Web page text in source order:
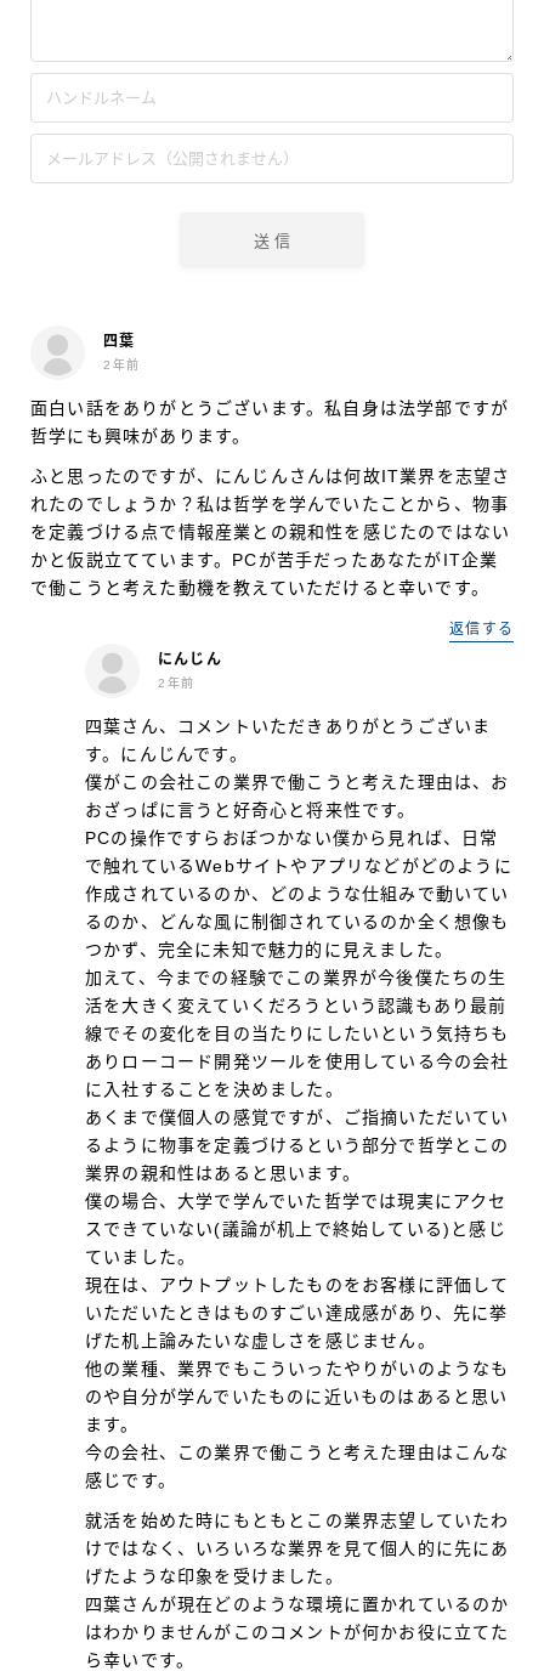
四葉
2年前
面白い話をありがとうございます。私自身は法学部ですが
哲学にも興味があります。
ふと思ったのですが、にんじんさんは何故IT業界を志望さ
れたのでしょうか？私は哲学を学んでいたことから、物事
を定義づける点で情報産業との親和性を感じたのではない
かと仮説立てています。PCが苦手だったあなたがIT企業
で働こうと考えた動機を教えていただけると幸いです。
返信する
にんじん
2年前
四葉さん、コメントいただきありがとうございま
す。にんじんです。
僕がこの会社この業界で働こうと考えた理由は、お
おざっぱに言うと好奇心と将来性です。
PCの操作ですらおぼつかない僕から見れば、日常
で触れているWebサイトやアプリなどがどのように
作成されているのか、どのような仕組みで動いてい
るのか、どんな風に制御されているのか全く想像も
つかず、完全に未知で魅力的に見えました。
加えて、今までの経験でこの業界が今後僕たちの生
活を大きく変えていくだろうという認識もあり最前
線でその変化を目の当たりにしたいという気持ちも
ありローコード開発ツールを使用している今の会社
に入社することを決めました。
あくまで僕個人の感覚ですが、ご指摘いただいてい
るように物事を定義づけるという部分で哲学とこの
業界の親和性はあると思います。
僕の場合、大学で学んでいた哲学では現実にアクセ
スできていない(議論が机上で終始している)と感じ
ていました。
現在は、アウトプットしたものをお客様に評価して
いただいたときはものすごい達成感があり、先に挙
げた机上論みたいな虚しさを感じません。
他の業種、業界でもこういったやりがいのようなも
のや自分が学んでいたものに近いものはあると思い
ます。
今の会社、この業界で働こうと考えた理由はこんな
感じです。
就活を始めた時にもともとこの業界志望していたわ
けではなく、いろいろな業界を見て個人的に先にあ
げたような印象を受けました。
四葉さんが現在どのような環境に置かれているのか
はわかりませんがこのコメントが何かお役に立てた
ら幸いです。